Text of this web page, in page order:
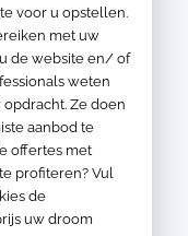
voor u opstellen.
met uw
de website en/ of
weten
Ze doen
aanbod te
offertes met
profiteren? Vul
de
uw droom